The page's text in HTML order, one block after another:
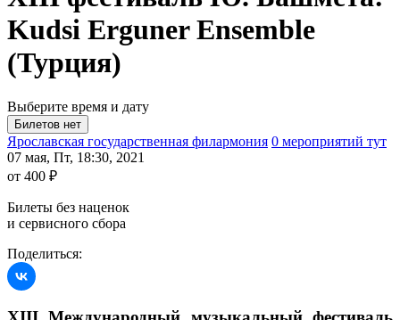
Kudsi Erguner Ensemble
(Турция)
Выберите время и дату
Ярославская государственная филармония 0 мероприятий тут
07 мая, Пт, 18:30, 2021
от 400 ₽
Билеты без наценок
и сервисного сбора
Поделиться: